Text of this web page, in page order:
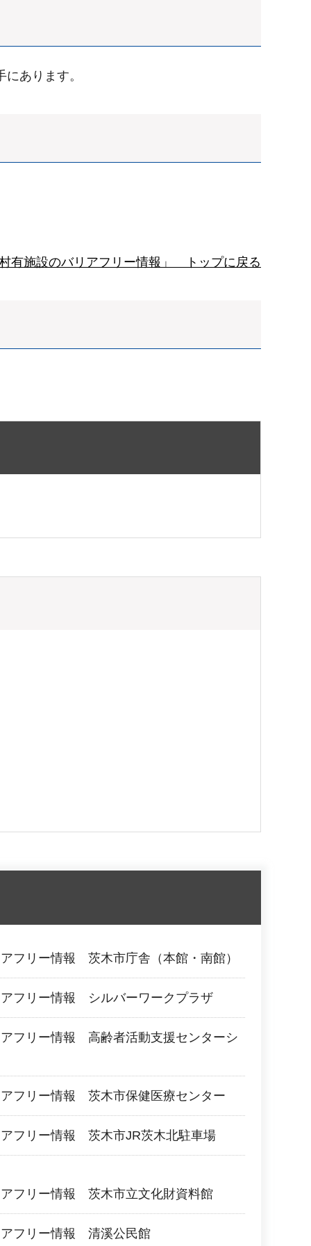
あります。
村有施設のバリアフリー情報」 トップに戻る
フリー情報 茨木市庁舎（本館・南館）
フリー情報 シルバーワークプラザ
フリー情報 高齢者活動支援センターシ
フリー情報 茨木市保健医療センター
フリー情報 茨木市JR茨木北駐車場
フリー情報 茨木市立文化財資料館
フリー情報 清溪公民館